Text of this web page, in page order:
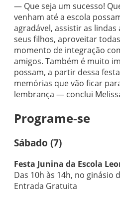
— Que seja um sucesso!
venham até a escola
agradável, assistir as
seus filhos, aproveitar
momento de integração
amigos. Também é muito
possam, a partir dessa
memórias que vão ficar
lembrança — conclui
Programe-se
Sábado (7)
Festa Junina da Escola
Das 10h às 14h, no ginásio
Entrada Gratuita